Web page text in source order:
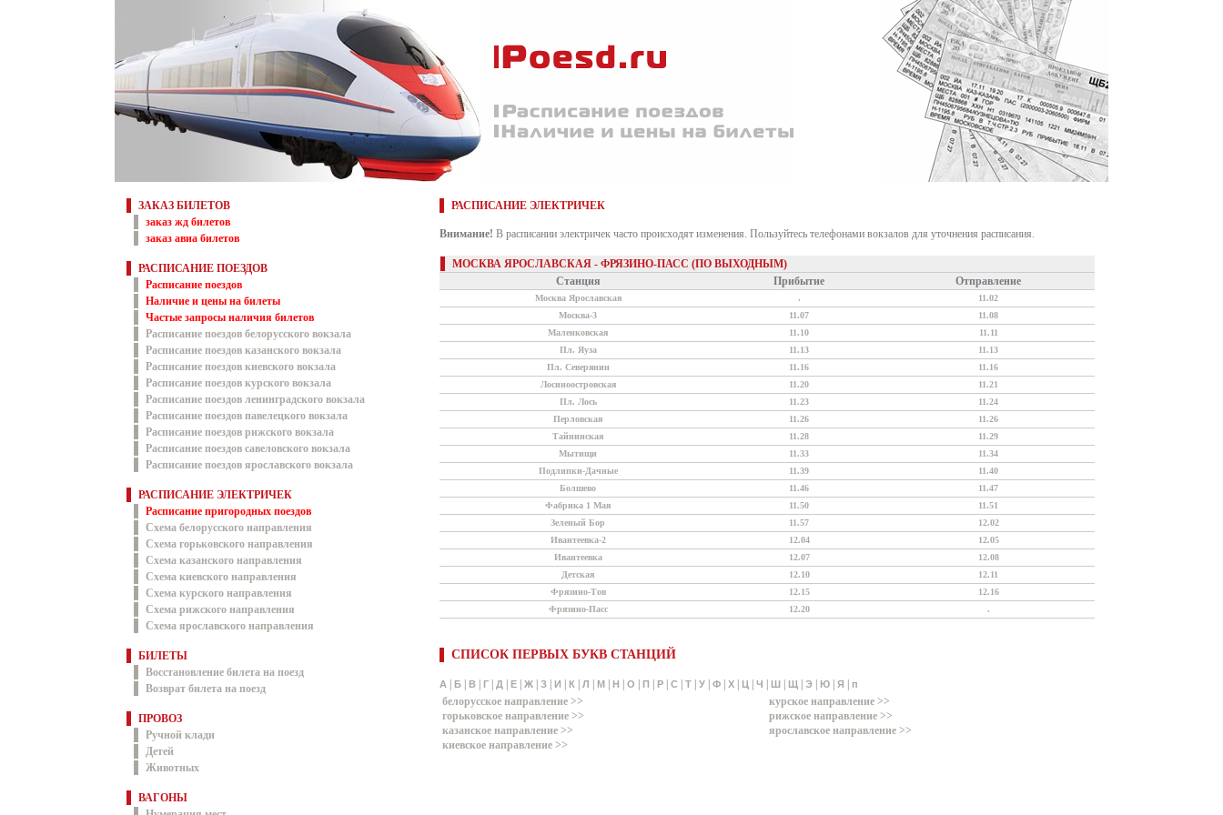
ЗАКАЗ БИЛЕТОВ
заказ жд билетов
заказ авиа билетов
РАСПИСАНИЕ ПОЕЗДОВ
Расписание поездов
Наличие и цены на билеты
Частые запросы наличия билетов
Расписание поездов белорусского вокзала
Расписание поездов казанского вокзала
Расписание поездов киевского вокзала
Расписание поездов курского вокзала
Расписание поездов ленинградского вокзала
Расписание поездов павелецкого вокзала
Расписание поездов рижского вокзала
Расписание поездов савеловского вокзала
Расписание поездов ярославского вокзала
РАСПИСАНИЕ ЭЛЕКТРИЧЕК
Расписание пригородных поездов
Схема белорусского направления
Схема горьковского направления
Схема казанского направления
Схема киевского направления
Схема курского направления
Схема рижского направления
Схема ярославского направления
БИЛЕТЫ
Восстановление билета на поезд
Возврат билета на поезд
ПРОВОЗ
Ручной клади
Детей
Животных
ВАГОНЫ
РАСПИСАНИЕ ЭЛЕКТРИЧЕК
Внимание! В расписании электричек часто происходят изменения. Пользуйтесь телефонами вокзалов для уточнения расписания.
МОСКВА ЯРОСЛАВСКАЯ - ФРЯЗИНО-ПАСС (ПО ВЫХОДНЫМ)
Станция
Прибытие Отправление
Москва Ярославская .
11.02
Москва-3
11.07
11.08
Маленковская
11.10
11.11
Пл. Яуза
11.13
11.13
Пл. Северянин
11.16
11.16
Лосиноостровская
11.20
11.21
Пл. Лось
11.23
11.24
Перловская
11.26
11.26
Тайнинская
11.28
11.29
Мытищи
11.33
11.34
Подлипки-Дачные
11.39
11.40
Болшево
11.46
11.47
Фабрика 1 Мая
11.50
11.51
Зеленый Бор
11.57
12.02
Ивантеевка-2
12.04
12.05
Ивантеевка
12.07
12.08
Детская
12.10
12.11
Фрязино-Тов
12.15
12.16
Фрязино-Пасс
12.20 .
СПИСОК ПЕРВЫХ БУКВ СТАНЦИЙ
А Б В Г Д Е Ж З И К Л М Н О П Р С Т У Ф Х Ц Ч Ш Щ Э Ю Я п
белорусское направление >>
горьковское направление >>
казанское направление >>
киевское направление >>
курское направление >>
рижское направление >>
ярославское направление >>